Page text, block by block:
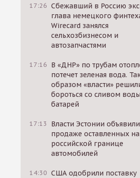
17:26 Сбежавший в Россию
глава немецкого
Wirecard занялся
сельхозбизнесом и
автозапчастями
17:16 В «ДНР» по трубам
потечет зеленая вода.
образом «власти»
бороться со сливом
батарей
17:13
Власти Эстонии
продаже оставленных на
российской границе
автомобилей
14:30 США одобрили поставку